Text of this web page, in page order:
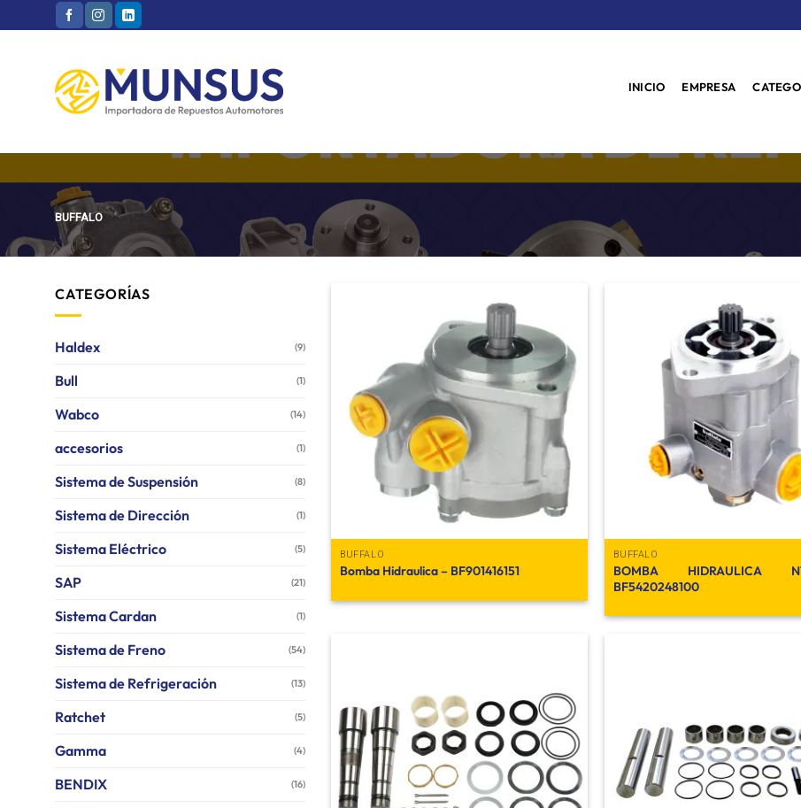
to
INICIO EMPRESA
BUFFALO
CATEGORÍAS
Haldex (9)
Bull (1)
Wabco (14)
accesorios (1)
Sistema de Suspensión (8)
Sistema de Dirección (1)
Sistema Eléctrico (5)
SAP (21)
Sistema Cardan (1)
Sistema de Freno (54)
Sistema de Refrigeración (13)
Ratchet (5)
Gamma (4)
BENDIX (16)
Añadir
a la
lista de
deseos
BUFFALO
Bomba Hidraulica – BF901416151
BUFFALO
BOMBA HIDRAULICA
BF5420248100
Añadir
a la
lista de
deseos